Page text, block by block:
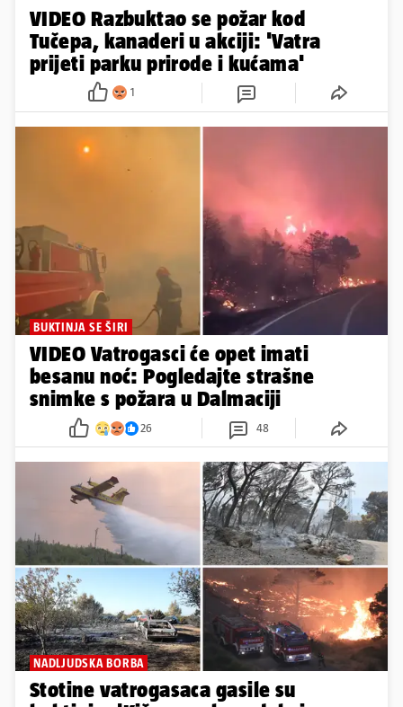
VIDEO Razbuktao se požar kod
Tučepa, kanaderi u akciji: 'Vatra
prijeti parku prirode i kućama'
1
BUKTINJA SE ŠIRI
VIDEO Vatrogasci će opet imati
besanu noć: Pogledajte strašne
snimke s požara u Dalmaciji
26 48
NADLJUDSKA BORBA
Stotine vatrogasaca gasile su